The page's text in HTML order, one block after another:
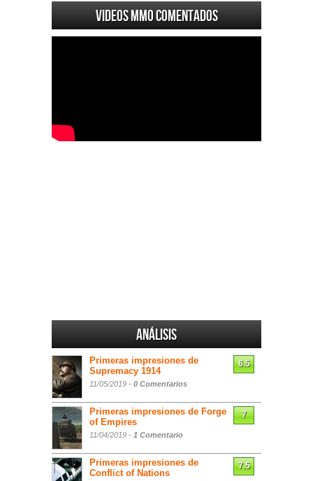
Videos MMO Comentados
Análisis
Primeras impresiones de
Supremacy 1914
11/05/2019 - 0 Comentarios
6.5
Primeras impresiones de Forge
of Empires
11/04/2019 - 1 Comentario
7
Primeras impresiones de
Conflict of Nations
7.5